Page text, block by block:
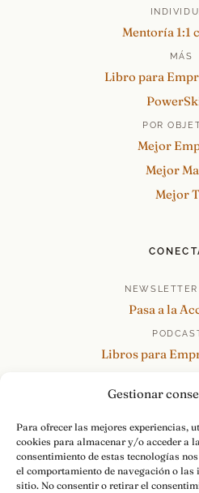
Gestionar
Para ofrecer las mejores experiencias,
cookies para almacenar y/o acceder a
consentimiento de estas tecnologías
el comportamiento de navegación o las
sitio. No consentir o retirar el
Mentoría 1:1
MÁS
Libro para
POR
Mejor
Mejor
Mejor
Pasa a la
Libros para
re:Invéntate /
Contacto y